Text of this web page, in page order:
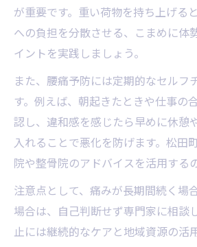
が重要です。重い荷物を持ち上げる
への負担を分散させる、こまめに体
イントを実践しましょう。
また、腰痛予防には定期的なセルフ
す。例えば、朝起きたときや仕事の
認し、違和感を感じたら早めに休憩
入れることで悪化を防げます。松田
院や整骨院のアドバイスを活用する
注意点として、痛みが長期間続く場
場合は、自己判断せず専門家に相談
止には継続的なケアと地域資源の活